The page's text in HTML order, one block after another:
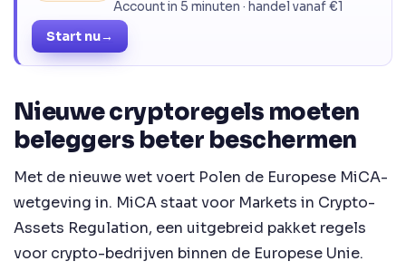
Account in 5 minuten · handel vanaf €1
Start nu→
Nieuwe cryptoregels moeten
beleggers beter beschermen
Met de nieuwe wet voert Polen de Europese MiCA-
wetgeving in. MiCA staat voor Markets in Crypto-
Assets Regulation, een uitgebreid pakket regels
voor crypto-bedrijven binnen de Europese Unie.